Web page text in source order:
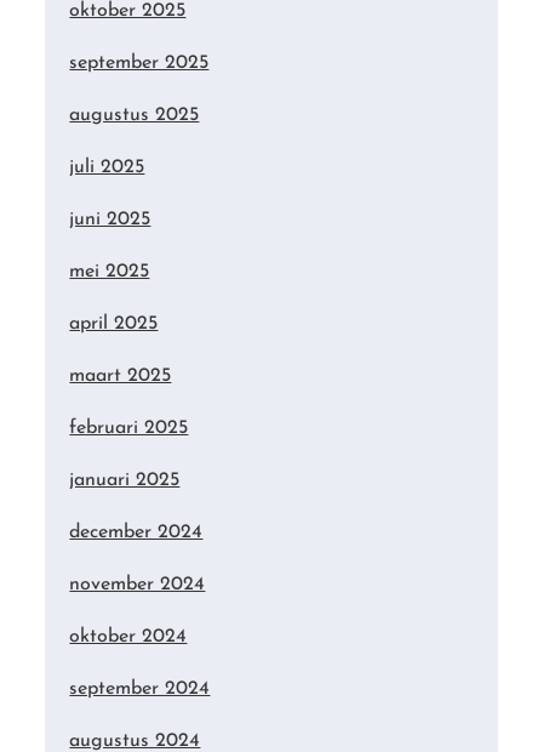
oktober 2025
september 2025
augustus 2025
juli 2025
juni 2025
mei 2025
april 2025
maart 2025
februari 2025
januari 2025
december 2024
november 2024
oktober 2024
september 2024
augustus 2024